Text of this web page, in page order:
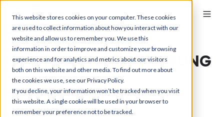
This website stores cookies on your computer. These cookies
are used to collect information about how you interact with our
website and allow us to remember you. We use this
information in order to improve and customize your browsing
experience and for analytics and metrics about our visitors
both on this website and other media. To find out more about
the cookies we use, see our Privacy Policy.
If you decline, your information won’t be tracked when you visit
this website. A single cookie will be used in your browser to
remember your preference not to be tracked.
DATENSCHUTZERKLÄRUNG
DIESE DATENSCHUTZERKLÄRUNG ERKLÄRT, WIE
MYZONE IHRE PERSONENBEZOGENEN DATEN
VERARBEITET, WENN SIE